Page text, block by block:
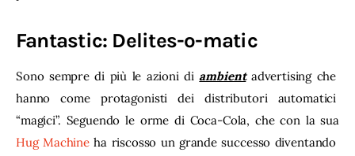
Fantastic: Delites-o-matic
Sono sempre di più le azioni di ambient advertising che
hanno come protagonisti dei distributori automatici
“magici”. Seguendo le orme di Coca-Cola, che con la sua
Hug Machine ha riscosso un grande successo diventando